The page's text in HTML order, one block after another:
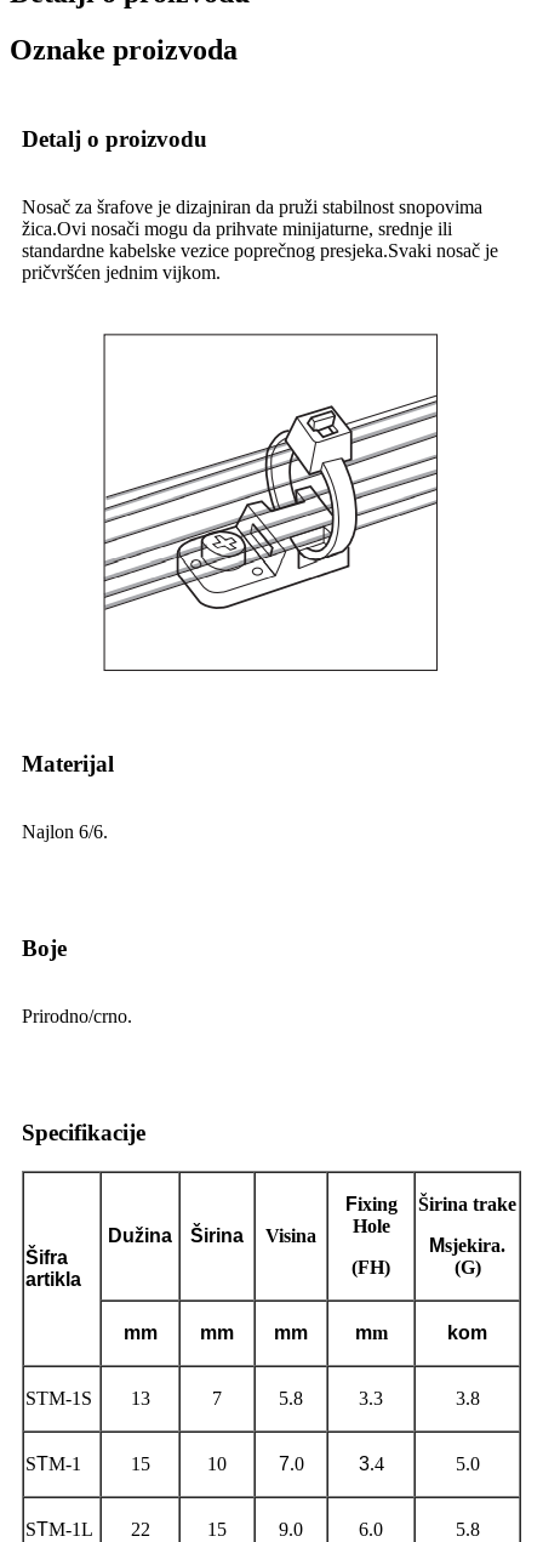
Oznake proizvoda
Detalj o proizvodu
Nosač za šrafove je dizajniran da pruži stabilnost snopovima
žica.Ovi nosači mogu da prihvate minijaturne, srednje ili
standardne kabelske vezice poprečnog presjeka.Svaki nosač je
pričvršćen jednim vijkom.
Materijal
Najlon 6/6.
Boje
Prirodno/crno.
Specifikacije
Šifra
artikla
Dužina Širina Visina
Fixing
Hole
(FH)
Širina trake
Msjekira.
(G)
mm mm mm mm kom
STM-1S 13 7 5.8 3.3 3.8
STM-1 15 10 7.0 3.4 5.0
STM-1L 22 15 9.0 6.0 5.8